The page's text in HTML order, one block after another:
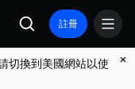
註冊
切換到美國網站以使